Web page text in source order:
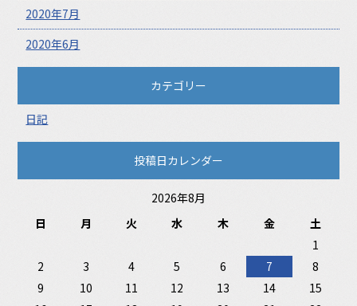
2020年7月
2020年6月
カテゴリー
日記
投稿日カレンダー
2026年8月
日
月 火 水 木 金
土
1
2
3 4 5 6 7
8
9
10 11 12 13 14
15